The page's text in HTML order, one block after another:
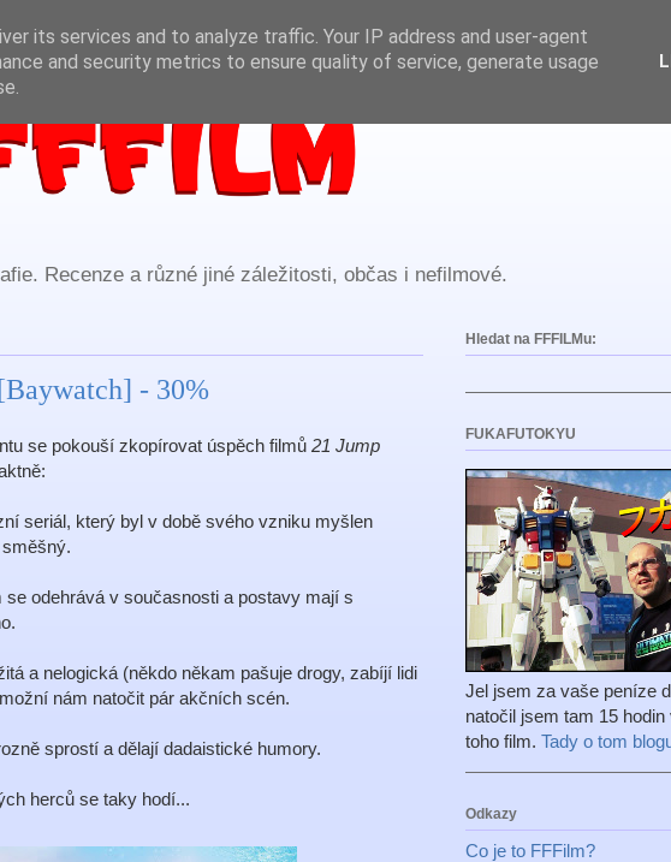
Recenze a různé jiné záležitosti, občas i nefilmové.
- 30%
se pokouší zkopírovat úspěch filmů 21 Jump
seriál, který byl v době svého vzniku myšlen
odehrává v současnosti a postavy mají s
a nelogická (někdo někam pašuje drogy, zabíjí lidi
nám natočit pár akčních scén.
sprostí a dělají dadaistické humory.
herců se taky hodí...
Hledat na FFFILMu:
FUKAFUTOKYU
Jel jsem za vaše peníze
natočil jsem tam 15
toho film. Tady o tom
Odkazy
Co je to FFFilm?
its services and to analyze traffic. Your IP address and user-agent
and security metrics to ensure quality of service, generate usage